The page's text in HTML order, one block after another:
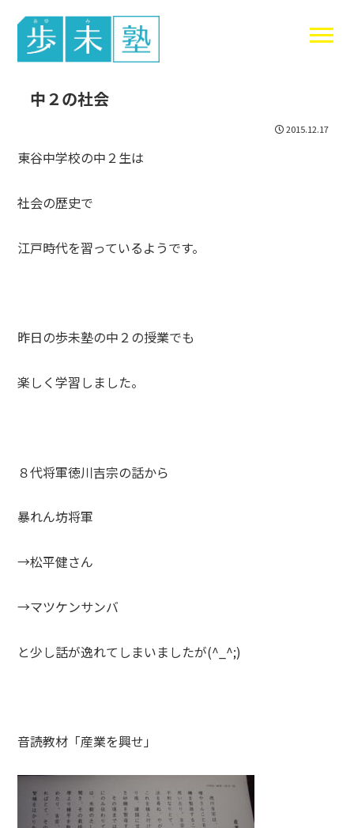
東谷中生の
中２の社会
2015.12.17
東谷中学校の中２生は
社会の歴史で
江戸時代を習っているようです。
昨日の歩未塾の中２の授業でも
楽しく学習しました。
８代将軍徳川吉宗の話から
暴れん坊将軍
→松平健さん
→マツケンサンバ
と少し話が逸れてしまいましたが(^_^;)
音読教材「産業を興せ」